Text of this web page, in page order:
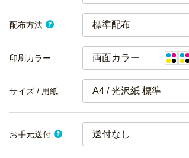
配布方法 標準配布
印刷カラー 両面カラー
サイズ / 用紙 A4 / 光沢紙 標準
お手元送付